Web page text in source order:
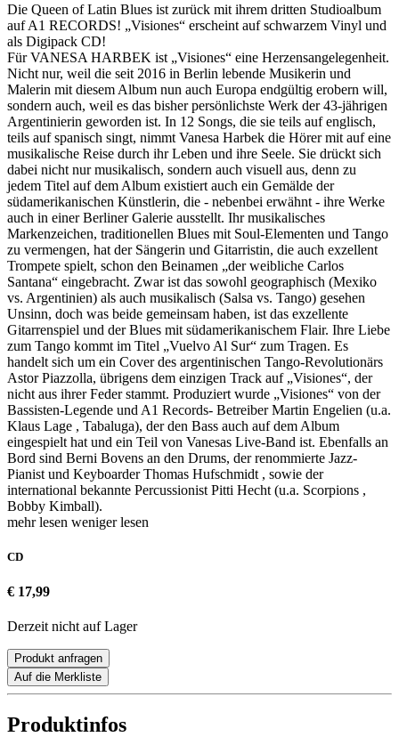
Die Queen of Latin Blues ist zurück mit ihrem dritten Studioalbum
auf A1 RECORDS! „Visiones“ erscheint auf schwarzem Vinyl und
als Digipack CD!
Für VANESA HARBEK ist „Visiones“ eine Herzensangelegenheit.
Nicht nur, weil die seit 2016 in Berlin lebende Musikerin und
Malerin mit diesem Album nun auch Europa endgültig erobern will,
sondern auch, weil es das bisher persönlichste Werk der 43-jährigen
Argentinierin geworden ist. In 12 Songs, die sie teils auf englisch,
teils auf spanisch singt, nimmt Vanesa Harbek die Hörer mit auf eine
musikalische Reise durch ihr Leben und ihre Seele. Sie drückt sich
dabei nicht nur musikalisch, sondern auch visuell aus, denn zu
jedem Titel auf dem Album existiert auch ein Gemälde der
südamerikanischen Künstlerin, die - nebenbei erwähnt - ihre Werke
auch in einer Berliner Galerie ausstellt. Ihr musikalisches
Markenzeichen, traditionellen Blues mit Soul-Elementen und Tango
zu vermengen, hat der Sängerin und Gitarristin, die auch exzellent
Trompete spielt, schon den Beinamen „der weibliche Carlos
Santana“ eingebracht. Zwar ist das sowohl geographisch (Mexiko
vs. Argentinien) als auch musikalisch (Salsa vs. Tango) gesehen
Unsinn, doch was beide gemeinsam haben, ist das exzellente
Gitarrenspiel und der Blues mit südamerikanischem Flair. Ihre Liebe
zum Tango kommt im Titel „Vuelvo Al Sur“ zum Tragen. Es
handelt sich um ein Cover des argentinischen Tango-Revolutionärs
Astor Piazzolla, übrigens dem einzigen Track auf „Visiones“, der
nicht aus ihrer Feder stammt. Produziert wurde „Visiones“ von der
Bassisten-Legende und A1 Records- Betreiber Martin Engelien (u.a.
Klaus Lage , Tabaluga), der den Bass auch auf dem Album
eingespielt hat und ein Teil von Vanesas Live-Band ist. Ebenfalls an
Bord sind Berni Bovens an den Drums, der renommierte Jazz-
Pianist und Keyboarder Thomas Hufschmidt , sowie der
international bekannte Percussionist Pitti Hecht (u.a. Scorpions ,
Bobby Kimball).
mehr lesen weniger lesen
CD
€ 17,99
Derzeit nicht auf Lager
Produkt anfragen
Auf die Merkliste
Produktinfos